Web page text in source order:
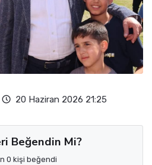
20 Haziran 2026 21:25
Beğendin Mi?
0 kişi beğendi